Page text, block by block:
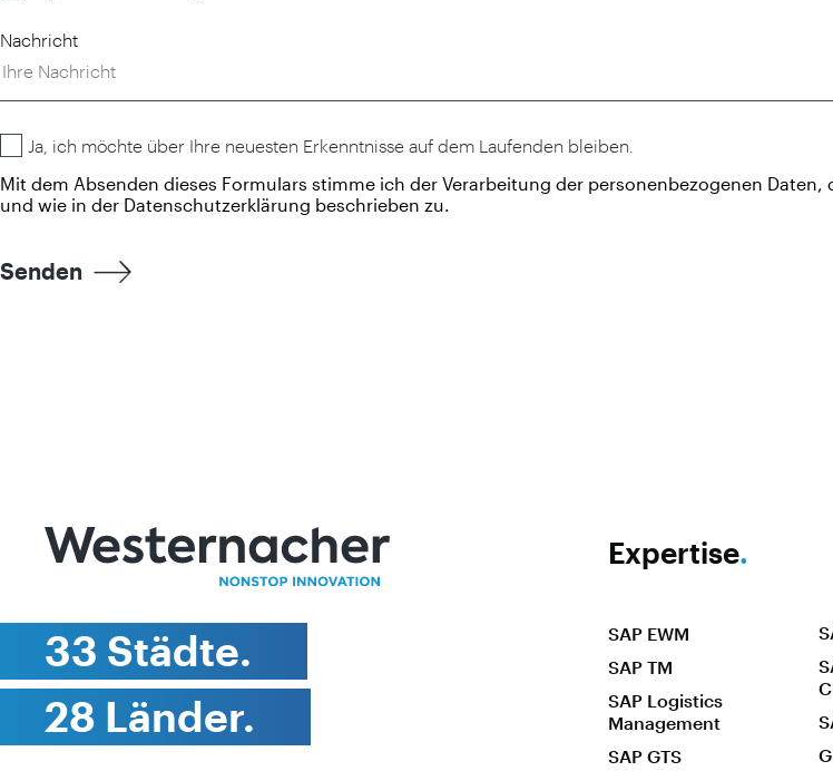
Nachricht
Ja, ich möchte über Ihre neuesten Erkenntnisse auf dem Laufenden bleiben.
Mit dem Absenden dieses Formulars stimme ich der Verarbeitung der personenbezogenen
und wie in der Datenschutzerklärung beschrieben zu.
33 Städte.
28 Länder.
Expertise.
SAP EWM
SAP TM
SAP Logistics
Management
SAP GTS